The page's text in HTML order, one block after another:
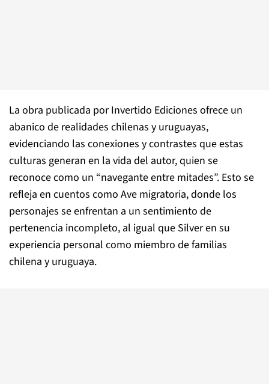
La obra publicada por Invertido Ediciones ofrece un
abanico de realidades chilenas y uruguayas,
evidenciando las conexiones y contrastes que estas
culturas generan en la vida del autor, quien se
reconoce como un “navegante entre mitades”. Esto se
refleja en cuentos como Ave migratoria, donde los
personajes se enfrentan a un sentimiento de
pertenencia incompleto, al igual que Silver en su
experiencia personal como miembro de familias
chilena y uruguaya.